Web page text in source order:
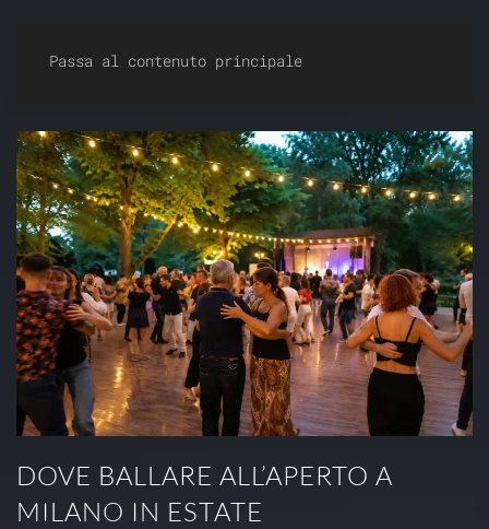
Passa al contenuto principale
DOVE BALLARE ALL’APERTO A
MILANO IN ESTATE